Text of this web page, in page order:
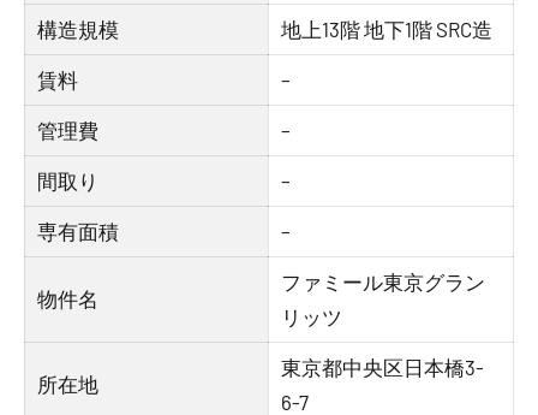
構造規模 地上13階 地下1階 SRC造
賃料 –
管理費 –
間取り –
専有面積 –
物件名
ファミール東京グラン
リッツ
所在地
東京都中央区日本橋3-
6-7